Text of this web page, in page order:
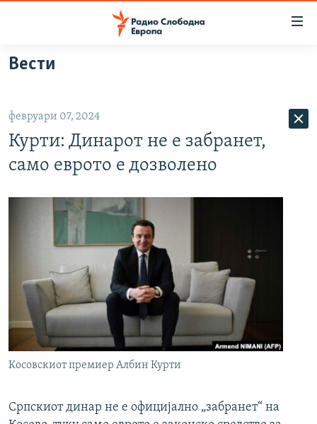
Оди
на
Оди
на
главната
навигација
на
пребарување
ВИЗУЕЛНО
ВЕСТИ
ШТО ТРЕБА ДА ЗНАЕТЕ
ПРИЈАВИ СЕ ЗА ЊУЗЛЕТЕР
ПОДКАСТ ЗОШТО?
СЛЕДЕТЕ НЕ
РСЕ веб страници
Вести
февруари 07, 2024
Курти: Динарот не е забранет,
само еврото е дозволено
Косовскиот премиер Албин Курти
Српскиот динар не е официјално „забранет“ на